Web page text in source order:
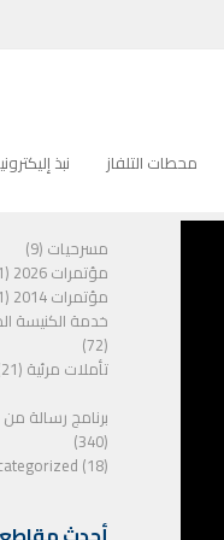
محطات التلفاز نبذ
الفئات
مسرحيات (9)
مؤتمرات 2026 (1)
مؤتمرات 2014 (1)
خدمة الكنيسة
(72)
تأملات مرئية (21)
برنامج رسالة
(340)
(18)